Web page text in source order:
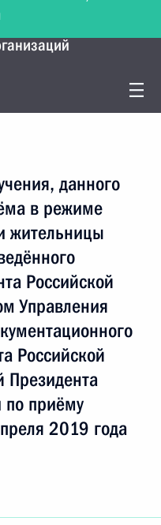
с
данного
в режиме
жительницы
Российской
Управления
Российской
по приёму
2019 года